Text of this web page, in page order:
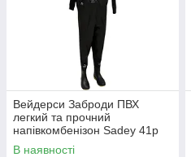
Вейдерси Заброди ПВХ
легкий та прочний
напівкомбенізон Sadey 41р
В наявності